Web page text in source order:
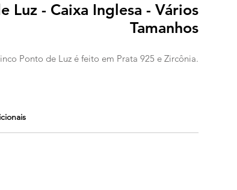
Luz - Caixa Inglesa - Vários
Tamanhos
Ponto de Luz é feito em Prata 925 e Zircônia.